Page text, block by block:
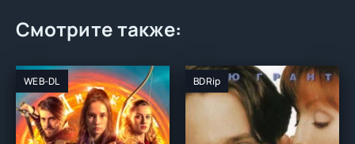
Смотрите также:
WEB-DL BDRip